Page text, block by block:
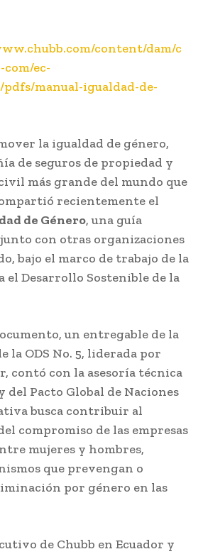
content/dam/c
ec-
manual-igualdad-de-
la igualdad de género,
de seguros de propiedad y
más grande del mundo que
recientemente el
de Género, una guía
con otras organizaciones
bajo el marco de trabajo de la
el Desarrollo Sostenible de la
un entregable de la
la ODS No. 5, liderada por
contó con la asesoría técnica
del Pacto Global de Naciones
busca contribuir al
compromiso de las empresas
mujeres y hombres,
que prevengan o
por género en las
de Chubb en Ecuador y